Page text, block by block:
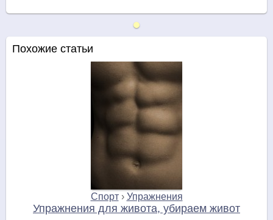
Похожие статьи
Спорт› Упражнения
Упражнения для живота, убираем живот